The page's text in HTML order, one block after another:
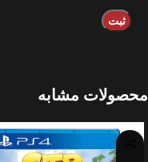
محصولات مشابه